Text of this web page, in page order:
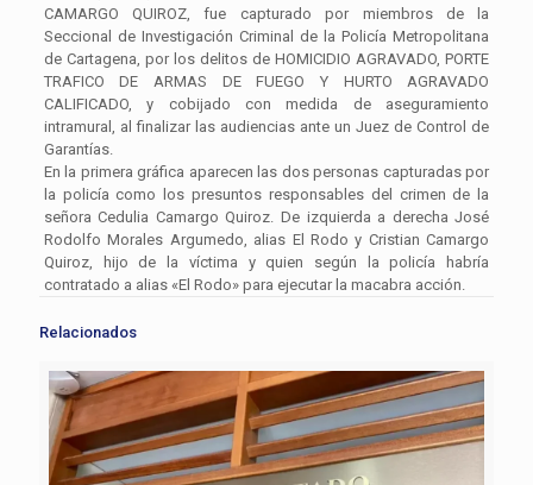
CAMARGO QUIROZ, fue capturado por miembros de la
Seccional de Investigación Criminal de la Policía Metropolitana
de Cartagena, por los delitos de HOMICIDIO AGRAVADO, PORTE
TRAFICO DE ARMAS DE FUEGO Y HURTO AGRAVADO
CALIFICADO, y cobijado con medida de aseguramiento
intramural, al finalizar las audiencias ante un Juez de Control de
Garantías.
En la primera gráfica aparecen las dos personas capturadas por
la policía como los presuntos responsables del crimen de la
señora Cedulia Camargo Quiroz. De izquierda a derecha José
Rodolfo Morales Argumedo, alias El Rodo y Cristian Camargo
Quiroz, hijo de la víctima y quien según la policía habría
contratado a alias «El Rodo» para ejecutar la macabra acción.
Relacionados